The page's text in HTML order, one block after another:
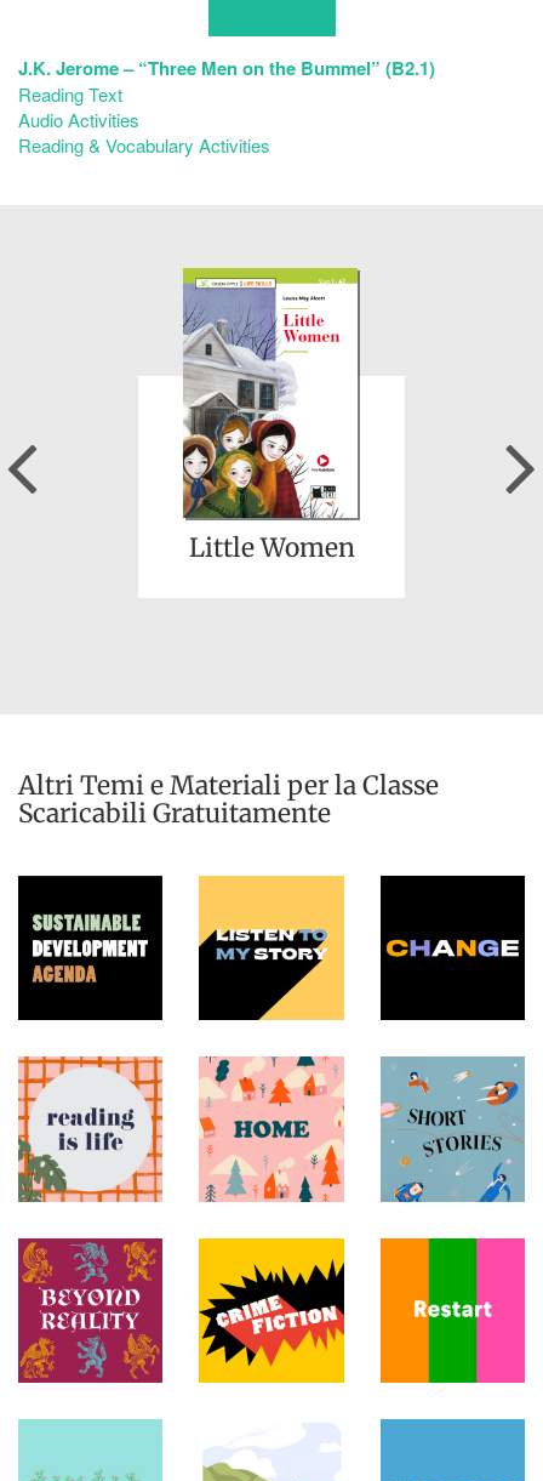
J.K. Jerome – “Three Men on the Bummel” (B2.1)
Reading Text
Audio Activities
Reading & Vocabulary Activities
Little Women
Previous
Altri Temi e Materiali per la Classe
Scaricabili Gratuitamente